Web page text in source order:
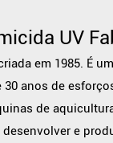
UV
em 1985. É
30 anos de
de
desenvolver e